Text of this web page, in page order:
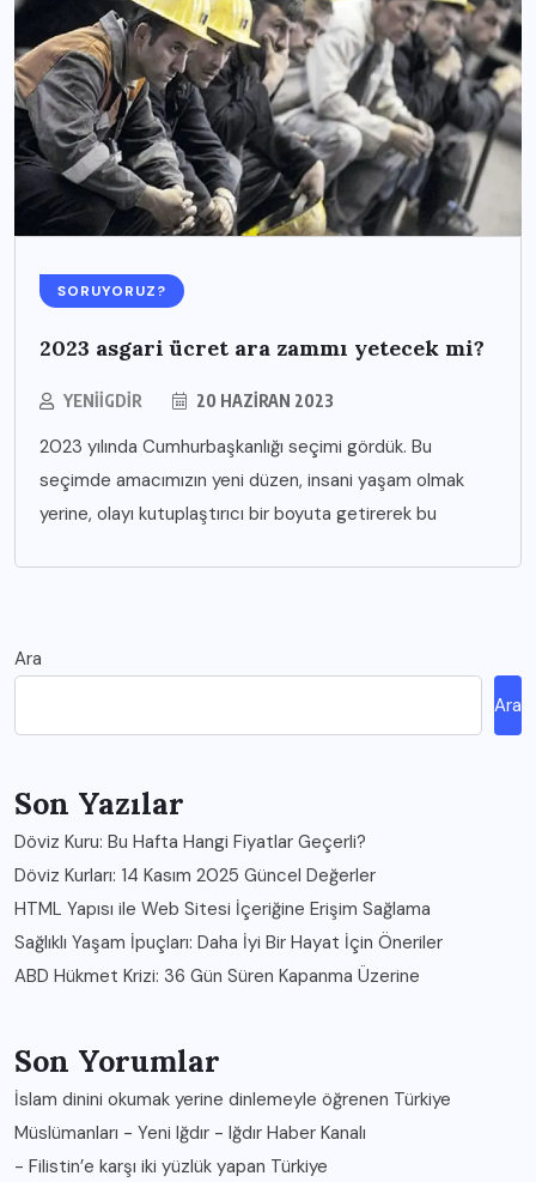
SORUYORUZ?
2023 asgari ücret ara zammı yetecek mi?
YENIIGDIR 20 HAZIRAN 2023
2023 yılında Cumhurbaşkanlığı seçimi gördük. Bu
seçimde amacımızın yeni düzen, insani yaşam olmak
yerine, olayı kutuplaştırıcı bir boyuta getirerek bu
Ara
Ara
Son Yazılar
Döviz Kuru: Bu Hafta Hangi Fiyatlar Geçerli?
Döviz Kurları: 14 Kasım 2025 Güncel Değerler
HTML Yapısı ile Web Sitesi İçeriğine Erişim Sağlama
Sağlıklı Yaşam İpuçları: Daha İyi Bir Hayat İçin Öneriler
ABD Hükmet Krizi: 36 Gün Süren Kapanma Üzerine
Son Yorumlar
İslam dinini okumak yerine dinlemeyle öğrenen Türkiye
Müslümanları - Yeni Iğdır - Iğdır Haber Kanalı
- Filistin’e karşı iki yüzlük yapan Türkiye